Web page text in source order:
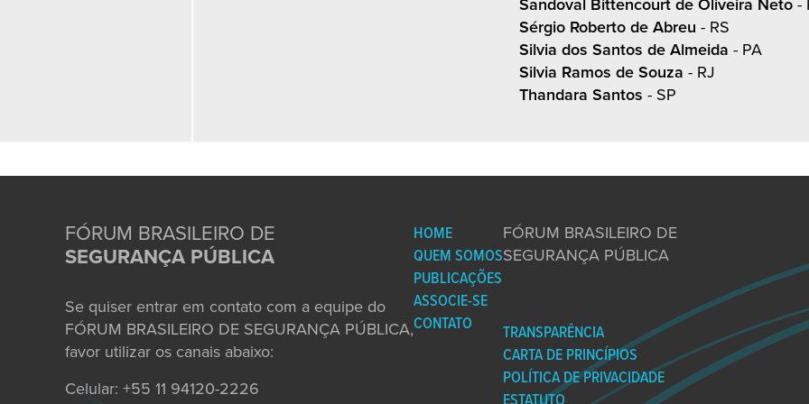
Sérgio Roberto de Abreu - RS
Silvia dos Santos de Almeida - PA
Silvia Ramos de Souza - RJ
Thandara Santos - SP
FÓRUM BRASILEIRO DE
SEGURANÇA PÚBLICA
Se quiser entrar em contato com a equipe do
FÓRUM BRASILEIRO DE SEGURANÇA PÚBLICA,
favor utilizar os canais abaixo:
Celular: +55 11 94120-2226
HOME
QUEM SOMOS
PUBLICAÇÕES
ASSOCIE-SE
CONTATO
FÓRUM BRASILEIRO DE
SEGURANÇA PÚBLICA
TRANSPARÊNCIA
CARTA DE PRINCÍPIOS
POLÍTICA DE PRIVACIDADE
ESTATUTO